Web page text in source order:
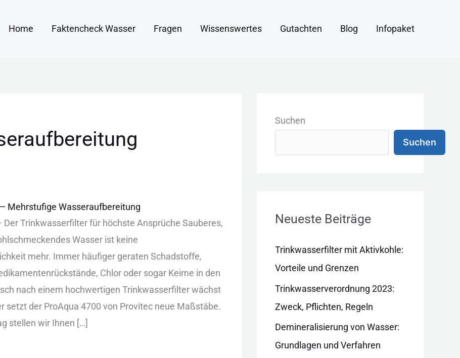
Home Faktencheck Wasser Fragen Wissenswertes Gutachten Blog Infopaket
Mehrstufige Wasseraufbereitung
Der Trinkwasserfilter für höchste Ansprüche Sauberes,
Wasser ist keine
mehr. Immer häufiger geraten Schadstoffe,
Chlor oder sogar Keime in den
nach einem hochwertigen Trinkwasserfilter wächst
setzt der ProAqua 4700 von Provitec neue Maßstäbe.
stellen wir Ihnen […]
Suchen
Suchen
Neueste Beiträge
Trinkwasserfilter mit Aktivkohle:
Vorteile und Grenzen
Trinkwasserverordnung 2023:
Zweck, Pflichten, Regeln
Demineralisierung von Wasser:
Grundlagen und Verfahren
a
e
e
n